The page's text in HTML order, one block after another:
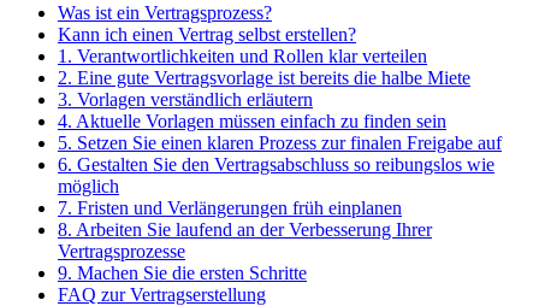
Was ist ein Vertragsprozess?
Kann ich einen Vertrag selbst erstellen?
1. Verantwortlichkeiten und Rollen klar verteilen
2. Eine gute Vertragsvorlage ist bereits die halbe Miete
3. Vorlagen verständlich erläutern
4. Aktuelle Vorlagen müssen einfach zu finden sein
5. Setzen Sie einen klaren Prozess zur finalen Freigabe auf
6. Gestalten Sie den Vertragsabschluss so reibungslos wie
möglich
7. Fristen und Verlängerungen früh einplanen
8. Arbeiten Sie laufend an der Verbesserung Ihrer
Vertragsprozesse
9. Machen Sie die ersten Schritte
FAQ zur Vertragserstellung